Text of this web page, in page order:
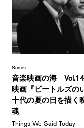
Series
音楽映画の海 Vol.14
映画『ビートルズの
十代の夏の日を描く
魂
Things We Said Today